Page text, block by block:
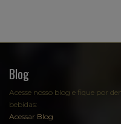
Blog
Acesse nosso blog e fique por
bebidas:
Acessar Blog